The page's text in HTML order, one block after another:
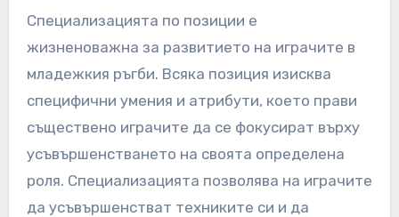
Специализацията по позиции е
жизненоважна за развитието на играчите в
младежкия ръгби. Всяка позиция изисква
специфични умения и атрибути, което прави
съществено играчите да се фокусират върху
усъвършенстването на своята определена
роля. Специализацията позволява на играчите
да усъвършенстват техниките си и да